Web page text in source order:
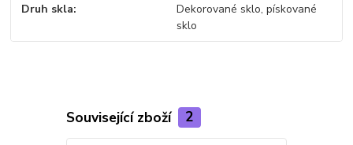
Druh skla
Dekorované sklo, pískované
sklo
Související zboží 2